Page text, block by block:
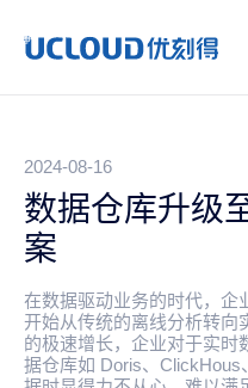
2024-08-16
数据仓库升级
案
在数据驱动业务的时代，企
开始从传统的离线分析转向
的极速增长，企业对于实时
据仓库如 Doris、